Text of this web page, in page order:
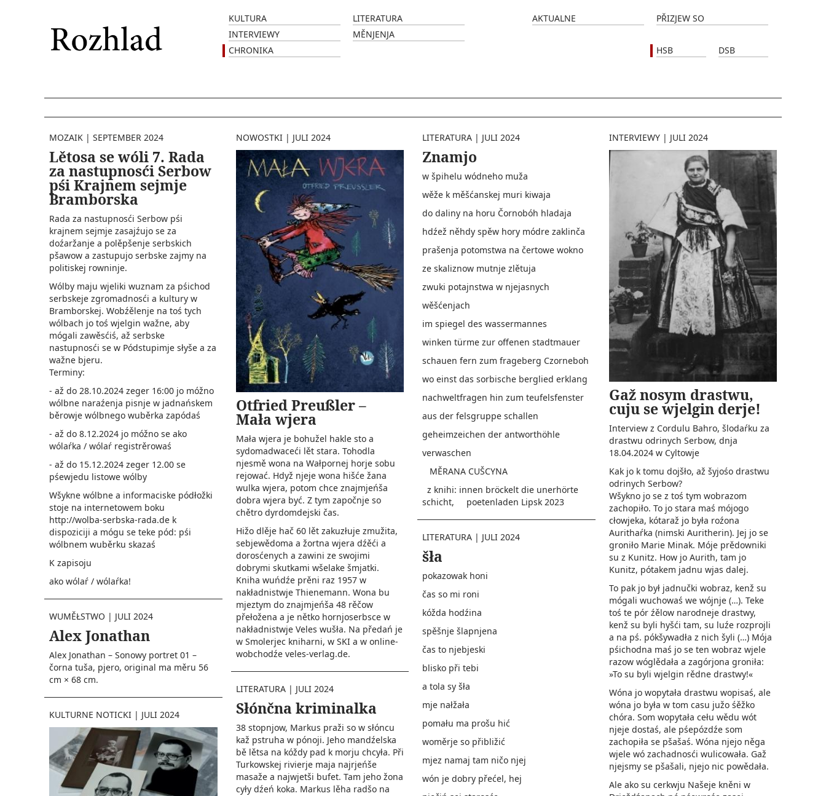
HSB DSB
AKTUALNE PŘIZJEW SO
KULTURA
LITERATURA
INTERVIEWY
MĚNJENJA
CHRONIKA
MOZAIK | SEPTEMBER 2024
Lětosa se wóli 7. Rada
za nastupnosći Serbow
pśi Krajnem sejmje
Bramborska
Rada za nastupnosći Serbow pśi
krajnem sejmje zasajźujo se za
doźaržanje a polěpšenje serbskich
pšawow a zastupujo serbske zajmy na
politiskej rowninje.
Wólby maju wjeliki wuznam za pśichod
serbskeje zgromadnosći a kultury w
Bramborskej. Wobźělenje na toś tych
wólbach jo toś wjelgin wažne, aby
mógali zawěsćiś, až serbske
nastupnosći se w Pódstupimje słyše a za
wažne bjeru.
Terminy:
- až do 28.10.2024 zeger 16:00 jo móžno
wólbne naraźenja pisnje w jadnańskem
běrowje wólbnego wuběrka zapódaś
- až do 8.12.2024 jo móžno se ako
wólaŕka / wólaŕ registrěrowaś
- až do 15.12.2024 zeger 12.00 se
pśewjedu listowe wólby
Wšykne wólbne a informaciske pódłožki
stoje na internetowem boku
http://wolba-serbska-rada.de k
dispoziciji a mógu se teke pód: pśi
wólbnem wuběrku skazaś
K zapisoju
ako wólaŕ / wólaŕka!
WUMĚŁSTWO | JULI 2024
Alex Jonathan
Alex Jonathan – Sonowy portret 01 –
čorna tuša, pjero, original ma měru 56
cm × 68 cm.
KULTURNE NOTICKI | JULI 2024
NOWOSTKI| JULI 2024
Otfried Preußler –
Mała wjera
Mała wjera je bohužel hakle sto a
sydomadwaceći lět stara. Tohodla
njesmě wona na Wałpornej horje sobu
rejować. Hdyž njeje wona hišće žana
wulka wjera, potom chce znajmjeńša
dobra wjera być. Z tym za­počnje so
chětro dyrdomdejski čas.
Hižo dlěje hač 60 lět zaku­złuje zmužita,
sebjewědoma a žortna wjera dźěći a
dorosćenych a zawini ze swojimi
dobrymi skutkami wšelake šmjatki.
Kniha wuńdźe prěni raz 1957 w
nakładnistwje Thienemann. Wona bu
mjeztym do znajmjeńša 48 rěčow
přełožena a je nětko hornjoserbsce w
nakładnistwje Veles wušła. Na předań je
w Smolerjec kniharni, w SKI a w online-
wobchodźe veles-verlag.de.
LITERATURA| JULI 2024
Słónčna kriminalka
38 stopnjow, Markus praži so w słóncu
kaž pstruha w pónoji. Jeho mandźelska
bě lětsa na kóždy pad k morju chcyła. Při
Turkowskej rivierje maja najrjeńše
masaže a najwjetši bufet. Tam jeho žona
cyły dźeń koka. Markus lěha radšo na
LITERATURA | JULI 2024
Znamjo
w špihelu wódneho muža
wěže k měšćanskej muri kiwaja
do daliny na horu Čornobóh hladaja
hdźež něhdy spěw hory módre zaklinča
prašenja potomstwa na čertowe wokno
ze skaliznow mutnje zlětuja
zwuki potajnstwa w njejasnych
wěšćenjach
im spiegel des wassermannes
winken türme zur offenen stadtmauer
schauen fern zum frageberg Czorneboh
wo einst das sorbische berglied erklang
nachweltfragen hin zum teufelsfenster
aus der felsgruppe schallen
geheimzeichen der antworthöhle
verwaschen
MĚRANA CUŠCYNA
z knihi: innen bröckelt die unerhörte
schicht, poetenladen Lipsk 2023
LITERATURA | JULI 2024
šła
pokazowak honi
čas so mi roni
kóžda hodźina
spěšnje šlapnjena
čas to njebjeski
blisko při tebi
a tola sy šła
mje nałžała
pomału ma prošu hić
woměrje so přibližić
mjez namaj tam ničo njej
wón je dobry přećel, hej
INTERVIEWY| JULI 2024
Gaž nosym drastwu,
cuju se wjelgin derje!
Interview z Cordulu Bahro, šlodaŕku za
drastwu odrinych Serbow, dnja
18.04.2024 w Cyltowje
Kak jo k tomu dojšło, až šyjośo drastwu
odrinych Serbow?
Wšykno jo se z toś tym wobrazom
zachopiło. To jo stara maś mójogo
cłowjeka, kótaraž jo była roźona
Aurithaŕka (nimski Auritherin). Jej jo se
groniło Marie Minak. Móje prědowniki
su z Kunitz. How jo Aurith, tam jo
Kunitz, pótakem jadnu wjas dalej.
To pak jo był jadnučki wobraz, kenž su
mógali wuchowaś we wójnje (…). Teke
toś te pór źělow narodneje drastwy,
kenž su byli hyšći tam, su luźe rozprojli
a na pś. pókšywadła z nich šyli (…) Mója
pśichodna maś jo se ten wobraz wjele
razow wóglědała a zagórjona groniła:
»To su byli wjelgin rědne drastwy!«
Wóna jo wopytała drastwu wopisaś, ale
wóna jo była w tom casu južo śěžko
chóra. Som wopytała cełu wědu wót
njeje dostaś, ale pśepózdźe som
zachopiła se pšašaś. Wóna njejo něga
wjele wó zachadnosći wulicowała. Gaž
njejsmy se pšašali, njejo nic powědała.
Ale ako su cerkwju Našeje kněni w